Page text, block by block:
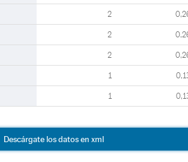
2
2
2
1
1
Descárgate los datos en xml